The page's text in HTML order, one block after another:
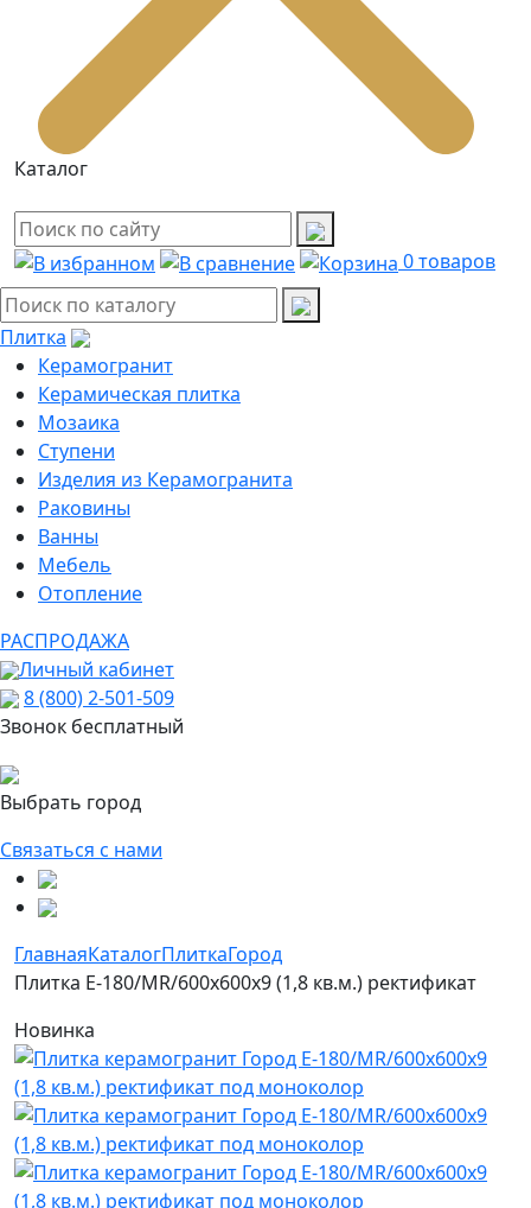
Каталог
0товаров
Плитка
Керамогранит
Керамическая плитка
Мозаика
Ступени
Изделия из Керамогранита
Раковины
Ванны
Мебель
Отопление
РАСПРОДАЖА
Личный кабинет
8 (800) 2-501-509
Звонок бесплатный
Выбрать город
Связаться с нами
ГлавнаяКаталогПлиткаГород
Плитка E-180/MR/600x600x9 (1,8 кв.м.) ректификат
Новинка